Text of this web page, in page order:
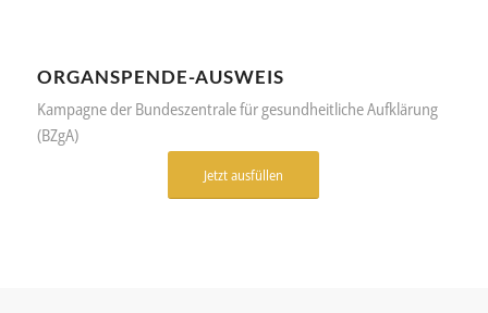
ORGANSPENDE-AUSWEIS
Kampagne der Bundeszentrale für gesundheitliche Aufklärung
(BZgA)
Jetzt ausfüllen